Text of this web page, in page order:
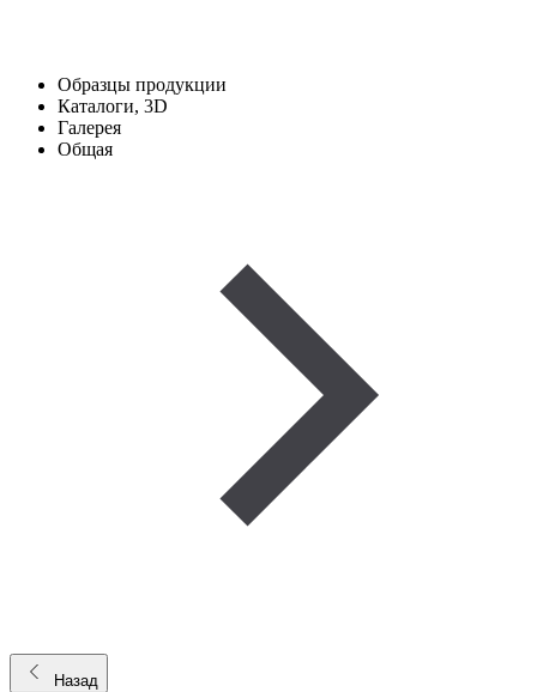
Образцы продукции
Каталоги, 3D
Галерея
Общая
Назад